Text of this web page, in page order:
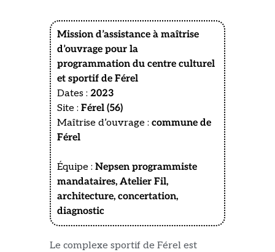
Mission d’assistance à maîtrise
d’ouvrage pour la
programmation du centre culturel
et sportif de Férel
Dates : 2023
Site : Férel (56)
Maîtrise d’ouvrage : commune de
Férel
Équipe : Nepsen programmiste
mandataires, Atelier Fil,
architecture, concertation,
diagnostic
Le complexe sportif de Férel est